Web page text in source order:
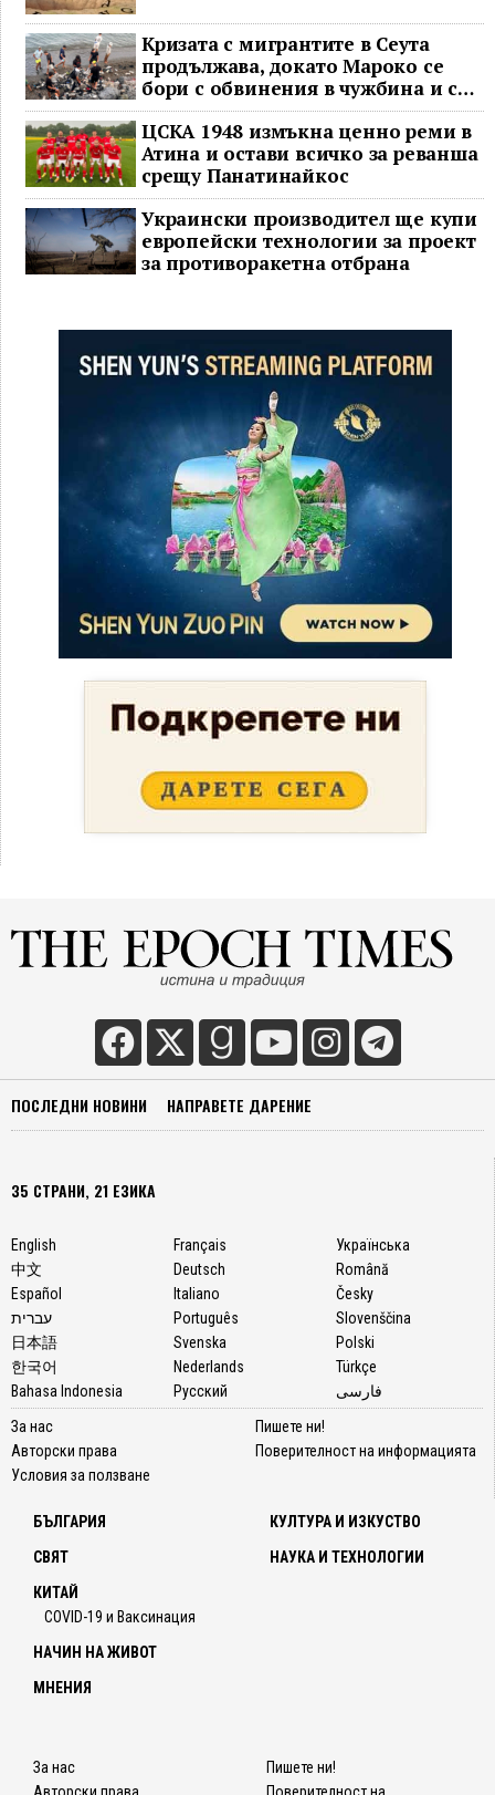
Кризата с мигрантите в Сеута
продължава, докато Мароко се
бори с обвинения в чужбина и с
гнева у дома
ЦСКА 1948 измъкна ценно реми в
Атина и остави всичко за реванша
срещу Панатинайкос
Украински производител ще купи
европейски технологии за проект
за противоракетна отбрана
ПОСЛЕДНИ НОВИНИ НАПРАВЕТЕ ДАРЕНИЕ
35 СТРАНИ, 21 ЕЗИКА
English
中文
Español
עברית
日本語
한국어
Bahasa Indonesia
Français
Deutsch
Italiano
Português
Svenska
Nederlands
Русский
Українська
Română
Česky
Slovenščina
Polski
Türkçe
فارسی
За нас
Авторски права
Условия за ползване
Пишете ни!
Поверителност на информацията
БЪЛГАРИЯ
СВЯТ
КИТАЙ
COVID-19 и Ваксинация
КУЛТУРА И ИЗКУСТВО
НАУКА И ТЕХНОЛОГИИ
НАЧИН НА ЖИВОТ
МНЕНИЯ
За нас
Пишете ни!